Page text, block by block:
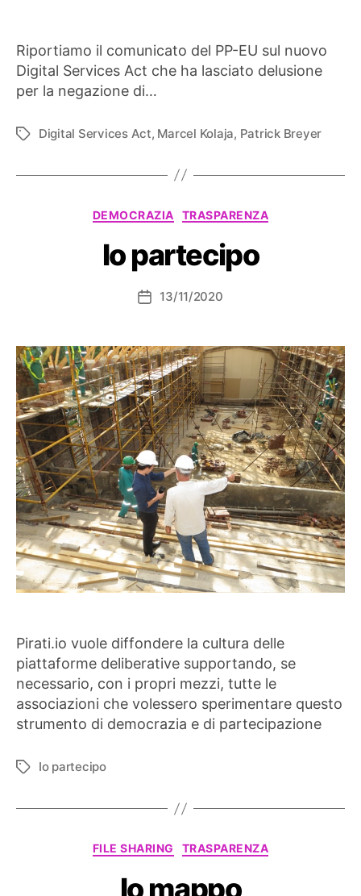
Riportiamo il comunicato del PP-EU sul nuovo
Digital Services Act che ha lasciato delusione
per la negazione di…
Tag Digital Services Act, Marcel Kolaja, Patrick Breyer
Categorie
DEMOCRAZIA TRASPARENZA
Io partecipo
Data13/11/2020
Pirati.io vuole diffondere la cultura delle
piattaforme deliberative supportando, se
necessario, con i propri mezzi, tutte le
associazioni che volessero sperimentare questo
strumento di democrazia e di partecipazione
Tag Io partecipo
Categorie
FILE SHARING TRASPARENZA
Io mappo